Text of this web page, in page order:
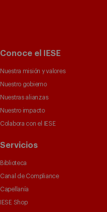
Conoce el IESE
Nuestra misión y valores
Nuestro gobierno
Nuestras alianzas
Nuestro impacto
Colabora con el IESE
Servicios
Biblioteca
Canal de Compliance
Capellanía
IESE Shop